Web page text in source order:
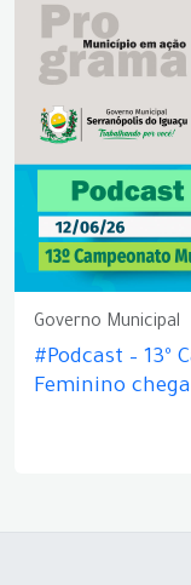
Governo Municipal
#Podcast – 13º
Feminino